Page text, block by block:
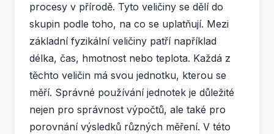
procesy v přírodě. Tyto veličiny se dělí do
skupin podle toho, na co se uplatňují. Mezi
základní fyzikální veličiny patří například
délka, čas, hmotnost nebo teplota. Každá z
těchto veličin má svou jednotku, kterou se
měří. Správné používání jednotek je důležité
nejen pro správnost výpočtů, ale také pro
porovnání výsledků různých měření. V této